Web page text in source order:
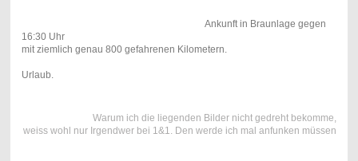
Ankunft in Braunlage gegen
16:30 Uhr
mit ziemlich genau 800 gefahrenen Kilometern.
Urlaub.
Warum ich die liegenden Bilder nicht gedreht bekomme,
weiss wohl nur Irgendwer bei 1&1. Den werde ich mal anfunken müssen